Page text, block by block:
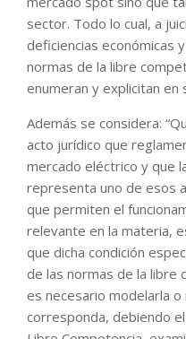
sector. Todo lo cual, a
deficiencias económicas
normas de la libre
enumeran y explicitan en
Además se considera:
acto jurídico que
mercado eléctrico y que
representa uno de esos
que permiten el
relevante en la materia,
que dicha condición
de las normas de la libre
es necesario modelarla
corresponda, debiendo